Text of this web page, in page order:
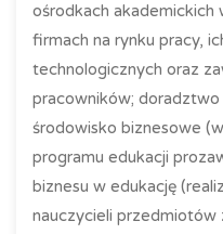
ośrodkach akademickich
firmach na rynku pracy,
technologicznych oraz
pracowników;
środowisko biznesowe
programu edukacji
biznesu w edukację
nauczycieli przedmiotów